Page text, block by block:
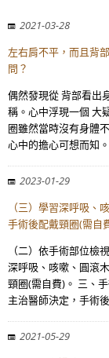
2021-03-28
左右肩不平，而且背
問？
偶然發現從 背部看出
稱。心中浮現一個 大
圈雖然當時沒有身體
心中的擔心可想而知
2023-01-29
（三）學習深呼吸、
手術後配戴頸圈(需自
（二）依手術部位檢
深呼吸、咳嗽、圓滾
頸圈(需自費)。 三、
主治醫師決定，手術
2021-05-29